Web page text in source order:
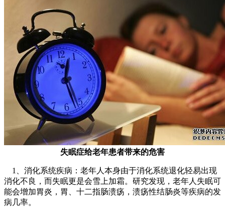
失眠症给老年患者带来的危害
1、消化系统疾病：老年人本身由于消化系统退化轻易出现
消化不良，而失眠更是会雪上加霜。研究发现，老年人失眠可
能会增加胃炎，胃、十二指肠溃疡，溃疡性结肠炎等疾病的发
病几率。